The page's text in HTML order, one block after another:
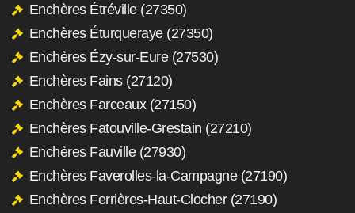
Enchères Étréville (27350)
Enchères Éturqueraye (27350)
Enchères Ézy-sur-Eure (27530)
Enchères Fains (27120)
Enchères Farceaux (27150)
Enchères Fatouville-Grestain (27210)
Enchères Fauville (27930)
Enchères Faverolles-la-Campagne (27190)
Enchères Ferrières-Haut-Clocher (27190)